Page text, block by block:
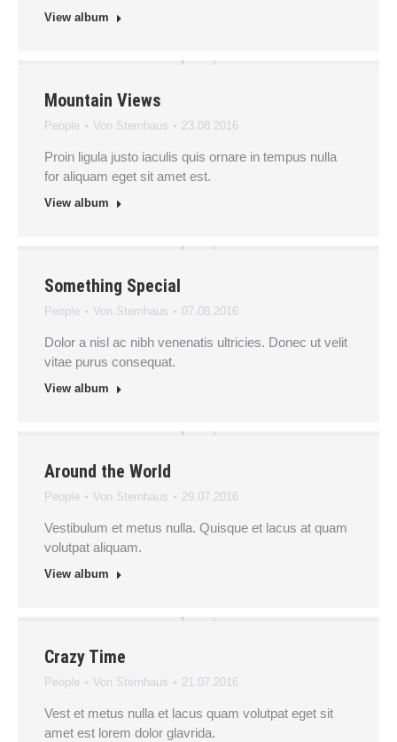
View album
Mountain Views
People Von Sternhaus 23.08.2016
Proin ligula justo iaculis quis ornare in tempus nulla
for aliquam eget sit amet est.
View album
Something Special
People Von Sternhaus 07.08.2016
Dolor a nisl ac nibh venenatis ultricies. Donec ut velit
vitae purus consequat.
View album
Around the World
People Von Sternhaus 29.07.2016
Vestibulum et metus nulla. Quisque et lacus at quam
volutpat aliquam.
View album
Crazy Time
People Von Sternhaus 21.07.2016
Vest et metus nulla et lacus quam volutpat eget sit
amet est lorem dolor glavrida.